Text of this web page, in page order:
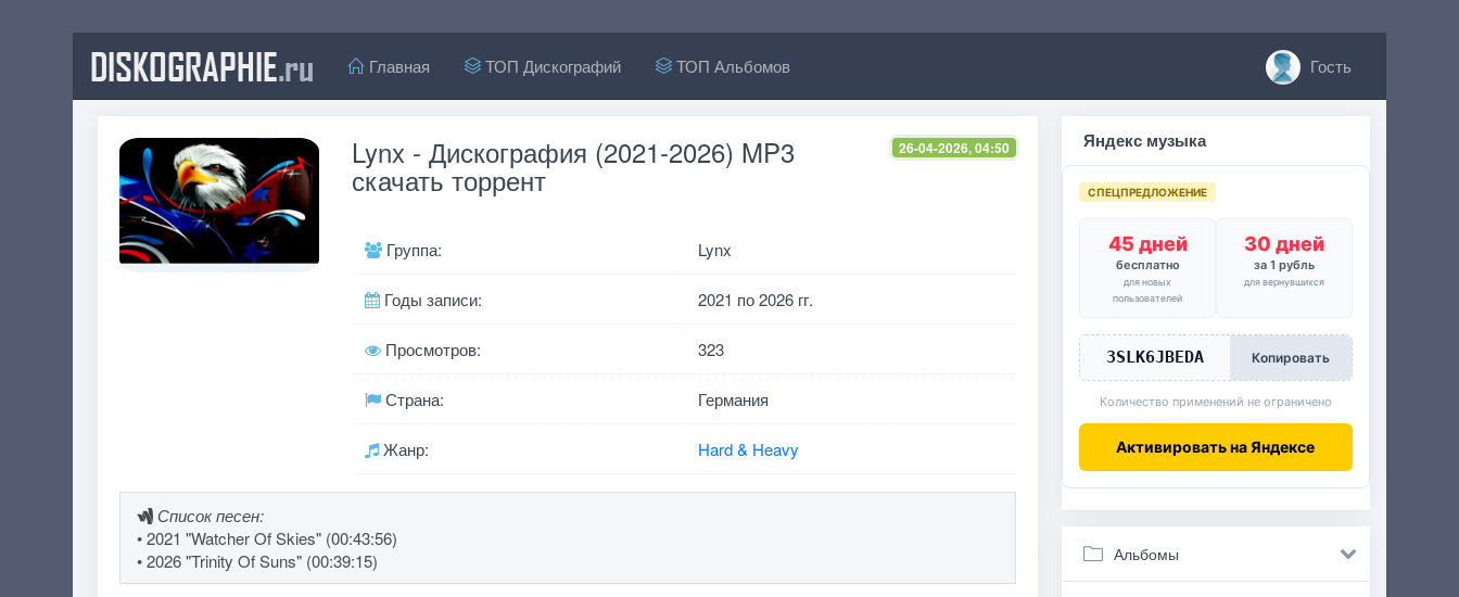
DISKOGRAPHIE.ru Главная ТОП Дискографий ТОП Альбомов Гость
26-04-2026, 04:50
Lynx - Дискография (2021-2026) MP3
скачать торрент
Группа: Lynx
Годы записи: 2021 по 2026 гг.
Просмотров: 323
Страна: Германия
Жанр: Hard & Heavy
Список песен:
• 2021 "Watcher Of Skies" (00:43:56)
• 2026 "Trinity Of Suns" (00:39:15)
Яндекс музыка
СПЕЦПРЕДЛОЖЕНИЕ
45 дней
бесплатно
для новых
пользователей
30 дней
за 1 рубль
для вернувшихся
3SLK6JBEDA Копировать
Количество применений не ограничено
Активировать на Яндексе
Альбомы